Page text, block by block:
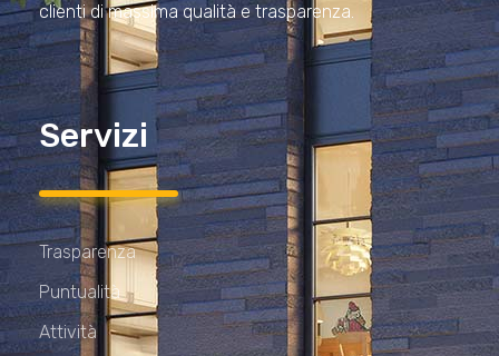
clienti di massima qualità e trasparenza.
Servizi
Trasparenza
Puntualità
Attività